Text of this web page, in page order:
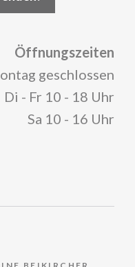
Öffnungszeiten
geschlossen
Di - Fr 10 - 18 Uhr
Sa 10 - 16 Uhr